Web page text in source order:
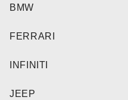
BMW
FERRARI
INFINITI
JEEP